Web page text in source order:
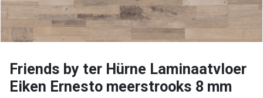
Friends by ter Hürne Laminaatvloer
Eiken Ernesto meerstrooks 8 mm